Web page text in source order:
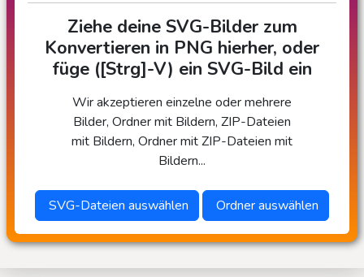
Ziehe deine SVG-Bilder zum
Konvertieren in PNG hierher, oder
füge ([Strg]-V) ein SVG-Bild ein
Wir akzeptieren einzelne oder mehrere
Bilder, Ordner mit Bildern, ZIP-Dateien
mit Bildern, Ordner mit ZIP-Dateien mit
Bildern...
SVG-Dateien auswählen Ordner auswählen